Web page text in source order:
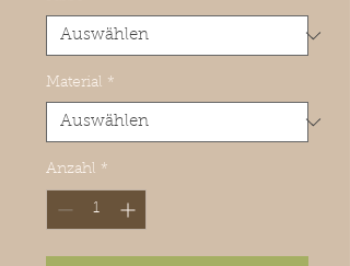
Material *
Anzahl *